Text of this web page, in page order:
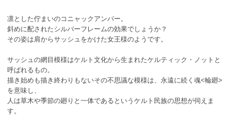
凛とした佇まいのコニャックアンバー。
斜めに配されたシルバーフレームの効果でしょうか？
その姿は肩からサッシュをかけた女王様のようです。
サッシュの網目模様はケルト文化から生まれたケルティック・ノットと
呼ばれるもの。
描き始めも描き終わりもないその不思議な模様は、永遠に続く魂<輪廻>
を意味し、
人は草木や季節の廻りと一体であるというケルト民族の思想が伺えま
す。